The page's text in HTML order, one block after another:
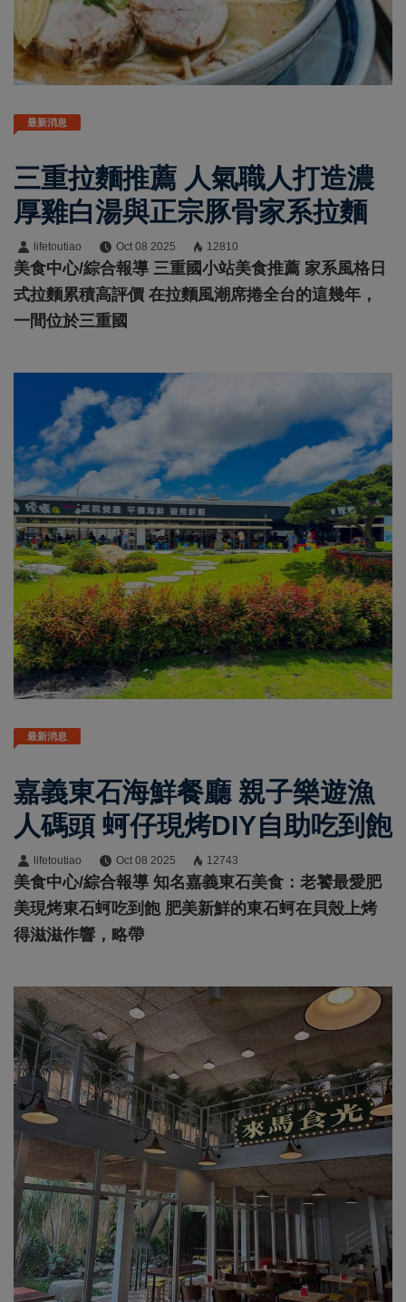
最新消息
三重拉麵推薦 人氣職人打造濃
厚雞白湯與正宗豚骨家系拉麵
lifetoutiao Oct 08 2025 12810
美食中心/綜合報導 三重國小站美食推薦 家系風格日
式拉麵累積高評價 在拉麵風潮席捲全台的這幾年，
一間位於三重國
最新消息
嘉義東石海鮮餐廳 親子樂遊漁
人碼頭 蚵仔現烤DIY自助吃到飽
lifetoutiao Oct 08 2025 12743
美食中心/綜合報導 知名嘉義東石美食：老饕最愛肥
美現烤東石蚵吃到飽 肥美新鮮的東石蚵在貝殼上烤
得滋滋作響，略帶